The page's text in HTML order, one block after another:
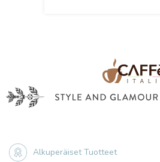
Alkuperäiset Tuotteet